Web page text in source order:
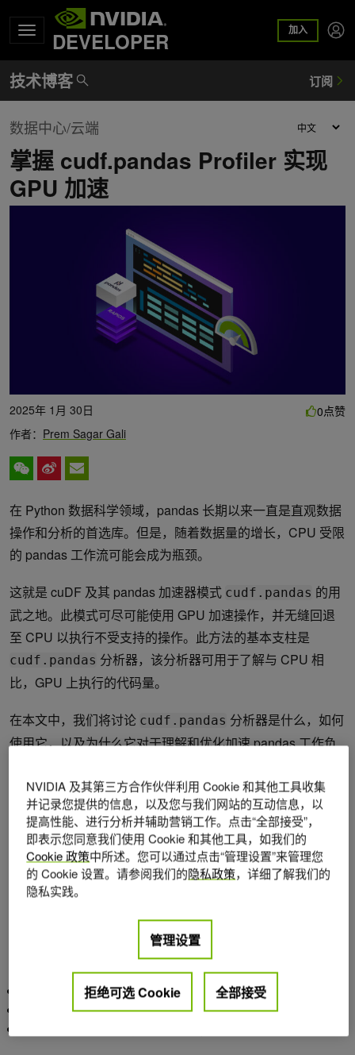
DEVELOPER 加入
数据中心/云端
掌握 cudf.pandas Profiler 实现
GPU 加速
2025年 1月 30日
作者： Prem Sagar Gali
0点赞
在 Python 数据科学领域，pandas 长期以来一直是直观数据
操作和分析的首选库。但是，随着数据量的增长，CPU 受限
的 pandas 工作流可能会成为瓶颈。
这就是 cuDF 及其 pandas 加速器模式 cudf.pandas 的用
武之地。此模式可尽可能使用 GPU 加速操作，并无缝回退
至 CPU 以执行不受支持的操作。此方法的基本支柱是
cudf.pandas 分析器，该分析器可用于了解与 CPU 相
比，GPU 上执行的代码量。
在本文中，我们将讨论 cudf.pandas 分析器是什么，如何
使用它，以及为什么它对于理解和优化加速 pandas 工作负
cudf.pandas 分析器概述
Jupyter 和 IPython 中提供的cudf.pandas.profile
magic 命令是一种分析工具，可实时分析 pandas 式代码。
启用cudf.pandas
设备 (GPU 或 CPU)，并统计特定函数或方法的触发次数。
通过捕获这些数据，您可以快速确定以下内容：
哪些操作在 GPU 上完全加速。
哪些操作返回到 CPU 上的 pandas。
NVIDIA 及其第三方合作伙伴利用 Cookie 和其他工具收集
并记录您提供的信息，以及您与我们网站的互动信息，以
提高性能、进行分析并辅助营销工作。点击“全部接受”，
即表示您同意我们使用 Cookie 和其他工具，如我们的
Cookie 政策中所述。您可以通过点击“管理设置”来管理您
的 Cookie 设置。请参阅我们的隐私政策，详细了解我们的
隐私实践。
管理设置
拒绝可选 Cookie 全部接受